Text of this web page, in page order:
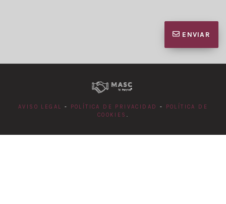
ENVIAR
AVISO LEGAL - POLÍTICA DE PRIVACIDAD -
POLÍTICA DE
COOKIES .